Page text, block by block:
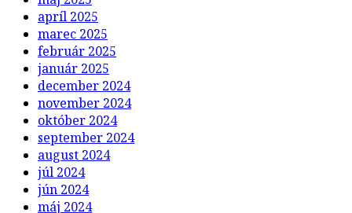
apríl 2025
marec 2025
február 2025
január 2025
december 2024
november 2024
október 2024
september 2024
august 2024
júl 2024
jún 2024
máj 2024